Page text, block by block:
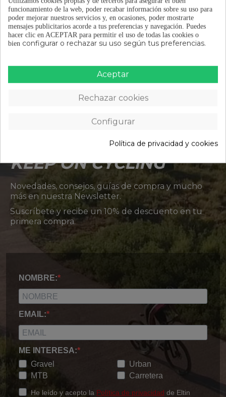
Semimetálico.
DETALLES DEL PRODUCTO
OPINIONES(0)
ÚNETE A LA
COMUNIDAD
KEEP ON CYCLING
Novedades, consejos, guías de compra y mucho
más en nuestra Newsletter.
Suscríbete y recibe un 10% de descuento en tu
primera compra.
NOMBRE:
EMAIL:
ME INTERESA:
Gravel
MTB
Urban
Carretera
He leído y acepto la Política de privacidad de Eltin
funcionamiento de la web, poder recabar información sobre su uso para
poder mejorar nuestros servicios y, en ocasiones, poder mostrarte
mensajes publicitarios acorde a tus preferencias y navegación. Puedes
hacer clic en ACEPTAR para permitir el uso de todas las cookies o
bien configurar o rechazar su uso según tus preferencias.
Aceptar
Rechazar cookies
Configurar
Política de privacidad y cookies